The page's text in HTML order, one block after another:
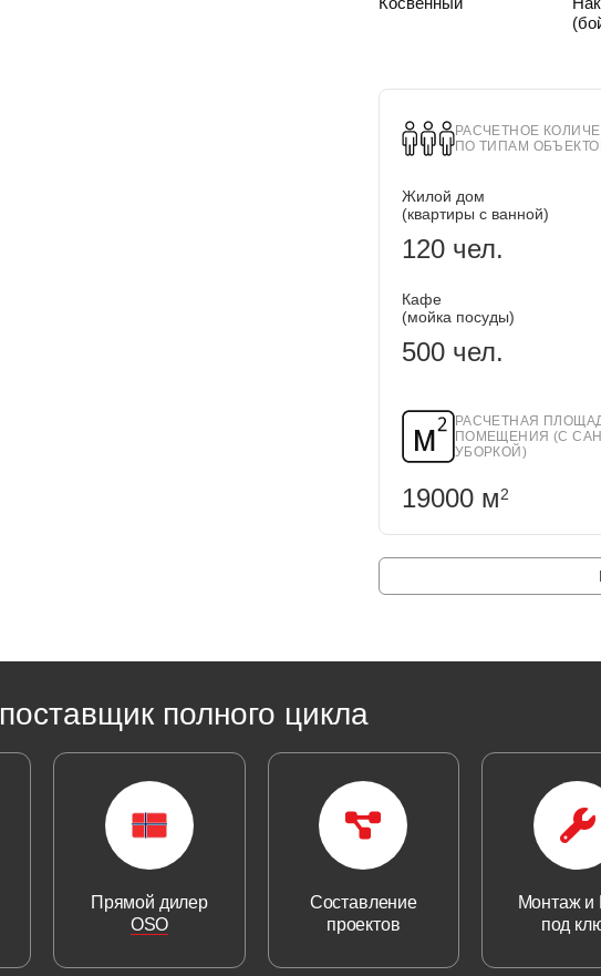
РАСЧЕТНОЕ
ПО ТИПАМ
Жилой дом
(квартиры с ванной)
120 чел.
Кафе
(мойка посуды)
500 чел.
РАСЧЕТНАЯ
ПОМЕЩЕНИЯ (С
УБОРКОЙ)
19000 м2
поставщик полного цикла
Прямой дилер
OSO
Составление
проектов
Монтаж
под